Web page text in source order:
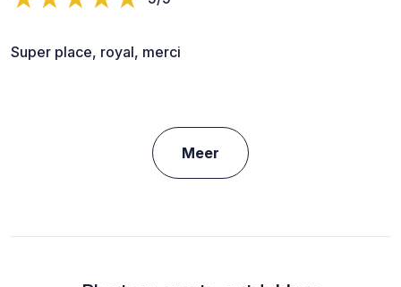
Super place, royal, merci
Meer